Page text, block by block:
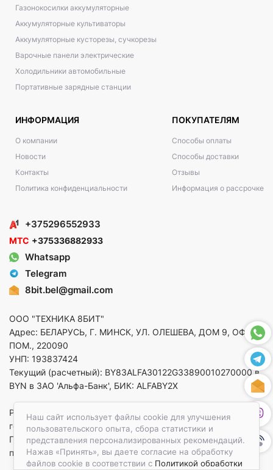
Наш сайт использует файлы cookie для улучшения
пользовательского опыта, сбора статистики и
представления персонализированных рекомендаций.
Нажав «Принять», вы даете согласие на обработку
файлов cookie в соответствии с Политикой обработки
Газонокосилки аккумуляторные
Аккумуляторные культиваторы
Аккумуляторные кусторезы, сучкорезы
Варочные панели электрические
Холодильники автомобильные
Портативные зарядные станции
ИНФОРМАЦИЯ
О компании
Новости
Контакты
Политика конфиденциальности
ПОКУПАТЕЛЯМ
Способы оплаты
Способы доставки
Отзывы
Информация о рассрочке
+375296552933
МТС +375336882933
Whatsapp
Telegram
8bit.bel@gmail.com
ООО "ТЕХНИКА 8БИТ"
Адрес: БЕЛАРУСЬ, Г. МИНСК, УЛ. ОЛЕШЕВА, ДОМ 9, ОФ. 5,
ПОМ., 220090
УНП: 193837424
Текущий (расчетный): BY83ALFA30122G33890010270000 в
BYN в ЗАО 'Альфа-Банк', БИК: ALFABY2X
Регистрация в торговом реестре от 14.08.2025 Минский
горисполком
По вопросам защиты прав потребителей
приемная:+375173783412